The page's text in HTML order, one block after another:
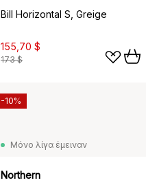
Bill Horizontal S, Greige
155,70 $
173 $
Μόνο λίγα έμειναν
Northern
-10%